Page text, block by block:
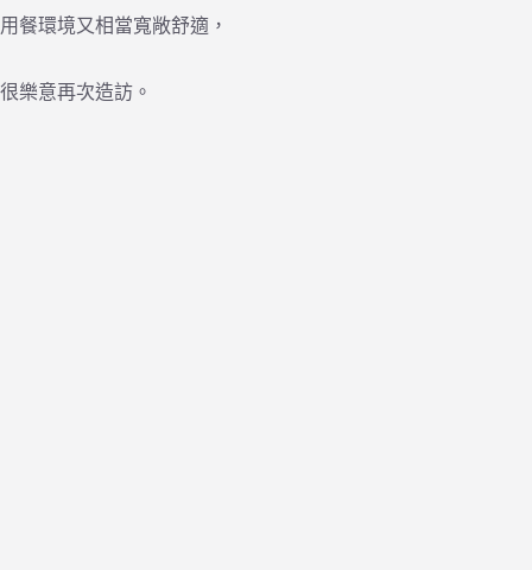
用餐環境又相當寬敞舒適，
很樂意再次造訪。